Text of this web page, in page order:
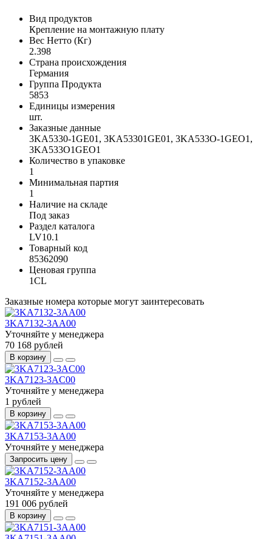
Вид продуктов
Крепление на монтажную плату
Вес Нетто (Кг)
2.398
Страна происхождения
Германия
Группа Продукта
5853
Единицы измерения
шт.
Заказные данные
3KA5330-1GE01, 3KA53301GE01, 3KA533O-1GEO1,
3KA533O1GEO1
Количество в упаковке
1
Минимальная партия
1
Наличие на складе
Под заказ
Раздел каталога
LV10.1
Товарный код
85362090
Ценовая группа
1CL
Заказные номера которые могут заинтересовать
3KA7132-3AA00
Уточняйте у менеджера
70 168 рублей
В корзину
3KA7123-3AC00
Уточняйте у менеджера
1 рублей
В корзину
3KA7153-3AA00
Уточняйте у менеджера
Запросить цену
3KA7152-3AA00
Уточняйте у менеджера
191 006 рублей
В корзину